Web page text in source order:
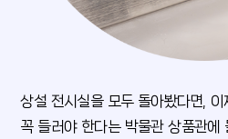
상설 전시실을 모두 돌아봤다면,
꼭 들러야 한다는 박물관 상품관에